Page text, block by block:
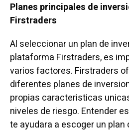
Planes principales de
Firstraders
Al seleccionar un plan de
plataforma Firstraders, es
varios factores. Firstraders
diferentes planes de
propias caracteristicas
niveles de riesgo. Entender
te ayudara a escoger un